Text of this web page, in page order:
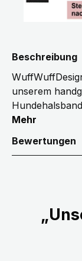
Beschreibung
unserem
Mehr
Bewertungen